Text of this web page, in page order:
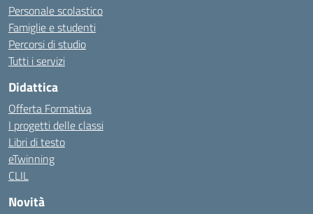
Personale scolastico
Famiglie e studenti
Percorsi di studio
Tutti i servizi
Didattica
Offerta Formativa
I progetti delle classi
Libri di testo
eTwinning
CLIL
Novità